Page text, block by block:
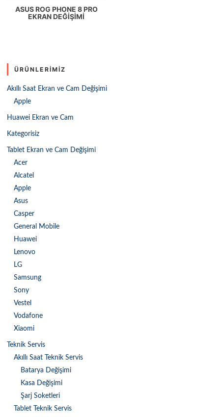
ASUS ROG PHONE 8 PRO
EKRAN DEĞIŞIMI
ÜRÜNLERIMIZ
Akıllı Saat Ekran ve Cam Değişimi
Apple
Huawei Ekran ve Cam
Kategorisiz
Tablet Ekran ve Cam Değişimi
Acer
Alcatel
Apple
Asus
Casper
General Mobile
Huawei
Lenovo
LG
Samsung
Sony
Vestel
Vodafone
Xiaomi
Teknik Servis
Akıllı Saat Teknik Servis
Batarya Değişimi
Kasa Değişimi
Şarj Soketleri
Tablet Teknik Servis